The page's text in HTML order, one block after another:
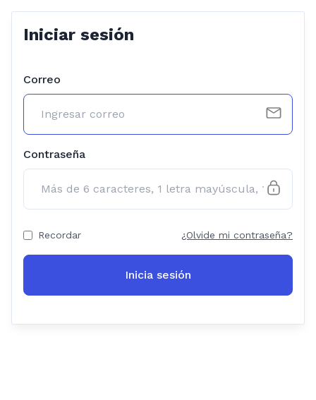
Iniciar sesión
Correo
Contraseña
Recordar ¿Olvide mi contraseña?